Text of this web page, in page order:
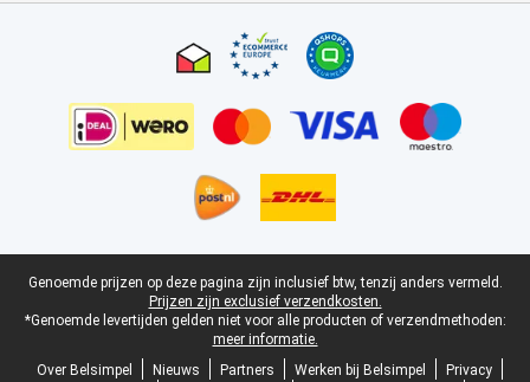
Juridische voettekst
Genoemde prijzen op deze pagina zijn inclusief btw, tenzij anders vermeld.
Prijzen zijn exclusief verzendkosten.
*Genoemde levertijden gelden niet voor alle producten of verzendmethoden:
meer informatie.
Over Belsimpel
Nieuws Partners Werken bij Belsimpel
Privacy